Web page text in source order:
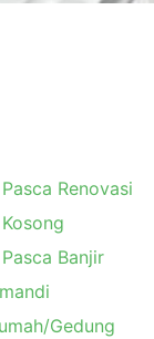
Renovasi
Banjir
Gedung